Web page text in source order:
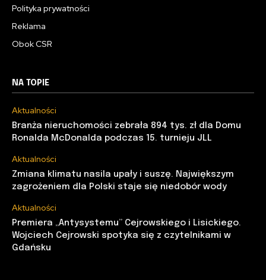
Polityka prywatności
Reklama
Obok CSR
NA TOPIE
Aktualności
Branża nieruchomości zebrała 894 tys. zł dla Domu
Ronalda McDonalda podczas 15. turnieju JLL
Aktualności
Zmiana klimatu nasila upały i suszę. Największym
zagrożeniem dla Polski staje się niedobór wody
Aktualności
Premiera „Antysystemu” Cejrowskiego i Lisickiego.
Wojciech Cejrowski spotyka się z czytelnikami w
Gdańsku